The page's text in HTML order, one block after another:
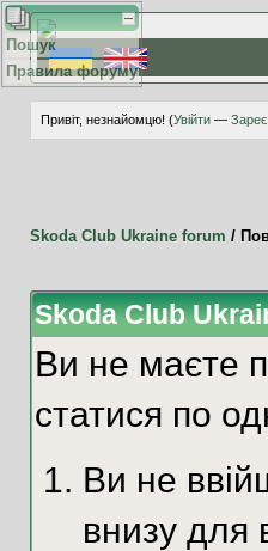
Привіт, незнайомцю! (Увійти—
Skoda Club Ukraine forum /
Пошук
Правила форуму
Skoda Club
Ви не маєте
статися по
Ви не
внизу для